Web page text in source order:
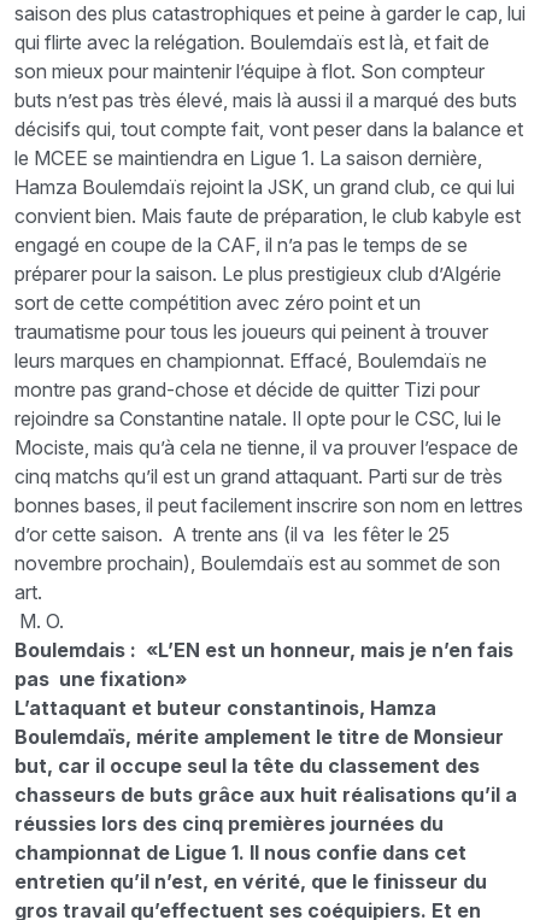
saison des plus catastrophiques et peine à garder le cap, lui
qui flirte avec la relégation. Boulemdaïs est là, et fait de
son mieux pour maintenir l’équipe à flot. Son compteur
buts n’est pas très élevé, mais là aussi il a marqué des buts
décisifs qui, tout compte fait, vont peser dans la balance et
le MCEE se maintiendra en Ligue 1. La saison dernière,
Hamza Boulemdaïs rejoint la JSK, un grand club, ce qui lui
convient bien. Mais faute de préparation, le club kabyle est
engagé en coupe de la CAF, il n’a pas le temps de se
préparer pour la saison. Le plus prestigieux club d’Algérie
sort de cette compétition avec zéro point et un
traumatisme pour tous les joueurs qui peinent à trouver
leurs marques en championnat. Effacé, Boulemdaïs ne
montre pas grand-chose et décide de quitter Tizi pour
rejoindre sa Constantine natale. Il opte pour le CSC, lui le
Mociste, mais qu’à cela ne tienne, il va prouver l’espace de
cinq matchs qu’il est un grand attaquant. Parti sur de très
bonnes bases, il peut facilement inscrire son nom en lettres
d’or cette saison. A trente ans (il va les fêter le 25
novembre prochain), Boulemdaïs est au sommet de son
art.
M. O.
Boulemdais : «L’EN est un honneur, mais je n’en fais
pas une fixation»
L’attaquant et buteur constantinois, Hamza
Boulemdaïs, mérite amplement le titre de Monsieur
but, car il occupe seul la tête du classement des
chasseurs de buts grâce aux huit réalisations qu’il a
réussies lors des cinq premières journées du
championnat de Ligue 1. Il nous confie dans cet
entretien qu’il n’est, en vérité, que le finisseur du
gros travail qu’effectuent ses coéquipiers. Et en